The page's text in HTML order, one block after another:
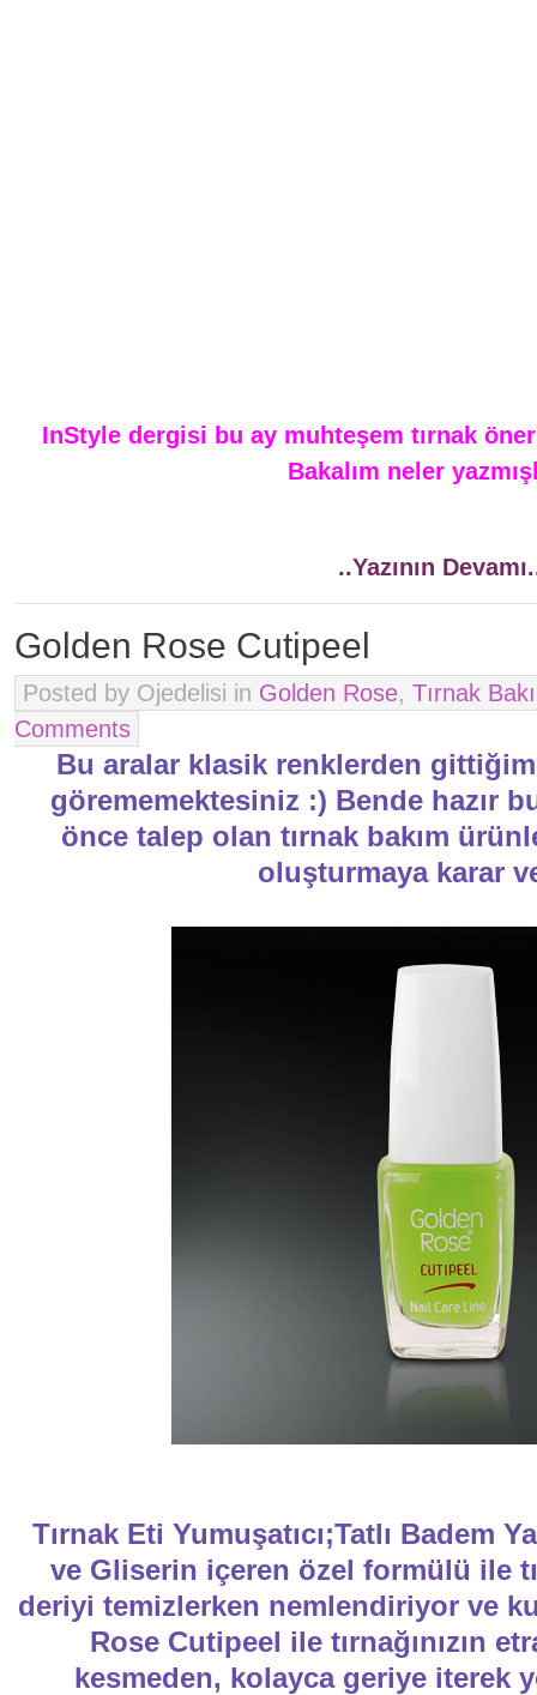
InStyle dergisi bu ay muhteşem tırnak
Bakalım neler
..Yazının
Golden Rose Cutipeel
Posted by Ojedelisi in Golden Rose, Tırnak
Comments
Bu aralar klasik renklerden
görememektesiniz :) Bende hazır
önce talep olan tırnak bakım
oluşturmaya karar
Tırnak Eti Yumuşatıcı;Tatlı Badem
ve Gliserin içeren özel formülü ile
deriyi temizlerken nemlendiriyor ve
Rose Cutipeel ile tırnağınızın
kesmeden, kolayca geriye iterek